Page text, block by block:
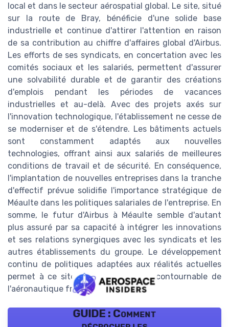
local et dans le secteur aérospatial global. Le site, situé
sur la route de Bray, bénéficie d'une solide base
industrielle et continue d'attirer l'attention en raison
de sa contribution au chiffre d'affaires global d'Airbus.
Les efforts de ses syndicats, en concertation avec les
comités sociaux et les salariés, permettent d'assurer
une solvabilité durable et de garantir des créations
d'emplois pendant les périodes de vacances
industrielles et au-delà. Avec des projets axés sur
l'innovation technologique, l'établissement ne cesse de
se moderniser et de s'étendre. Les bâtiments actuels
sont constamment adaptés aux nouvelles
technologies, offrant ainsi aux salariés de meilleures
conditions de travail et de sécurité. En conséquence,
l'implantation de nouvelles entreprises dans la tranche
d'effectif prévue solidifie l'importance stratégique de
Méaulte dans les politiques salariales de l'entreprise. En
somme, le futur d'Airbus à Méaulte semble d'autant
plus assuré par sa capacité à intégrer les innovations
et ses relations synergiques avec les syndicats et les
autres établissements du groupe. Le développement
continu de politiques adaptées aux réalités actuelles
permet à ce site d'être un acteur incontournable de
l'aéronautique française et mondiale.
GUIDE : Comment